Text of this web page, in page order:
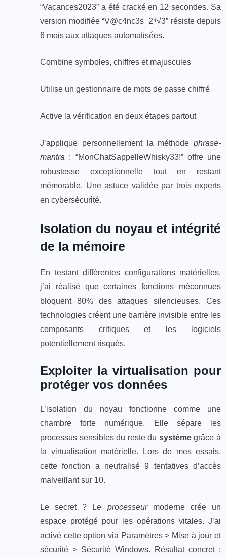
“Vacances2023” a été cracké en 12 secondes. Sa
version modifiée “V@c4nc3s_2⁴√3” résiste depuis
6 mois aux attaques automatisées.
Combine symboles, chiffres et majuscules
Utilise un gestionnaire de mots de passe chiffré
Active la vérification en deux étapes partout
J’applique personnellement la méthode phrase-
mantra : “MonChatSappelleWhisky33!” offre une
robustesse exceptionnelle tout en restant
mémorable. Une astuce validée par trois experts
en cybersécurité.
Isolation du noyau et intégrité
de la mémoire
En testant différentes configurations matérielles,
j’ai réalisé que certaines fonctions méconnues
bloquent 80% des attaques silencieuses. Ces
technologies créent une barrière invisible entre les
composants critiques et les logiciels
potentiellement risqués.
Exploiter la virtualisation pour
protéger vos données
L’isolation du noyau fonctionne comme une
chambre forte numérique. Elle sépare les
processus sensibles du reste du systèmegrâce à
la virtualisation matérielle. Lors de mes essais,
cette fonction a neutralisé 9 tentatives d’accès
malveillant sur 10.
Le secret ? Le processeurmoderne crée un
espace protégé pour les opérations vitales. J’ai
activé cette option via Paramètres > Mise à jour et
sécurité > Sécurité Windows. Résultat concret :